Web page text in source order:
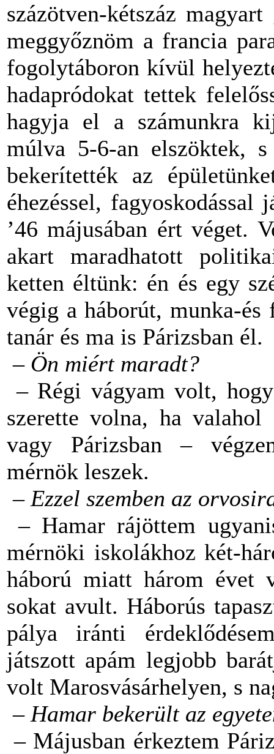
százötven-kétszáz
meggyőznöm a francia
fogolytáboron kívül
hadapródokat tettek
hagyja el a számunkra
múlva 5-6-an elszöktek,
bekerítették az
éhezéssel,
’46 májusában ért véget.
akart maradhatott
ketten éltünk: én és egy
végig a háborút, munka-
tanár és ma is Párizsban él.
– Ön miért maradt?
– Régi vágyam volt,
szerette volna, ha
vagy Párizsban –
mérnök leszek.
– Ezzel szemben az
– Hamar rájöttem
mérnöki iskolákhoz két-
háború miatt három évet
sokat avult. Háborús
pálya iránti
játszott apám legjobb
volt Marosvásárhelyen, s
– Hamar bekerült az
– Májusban érkeztem